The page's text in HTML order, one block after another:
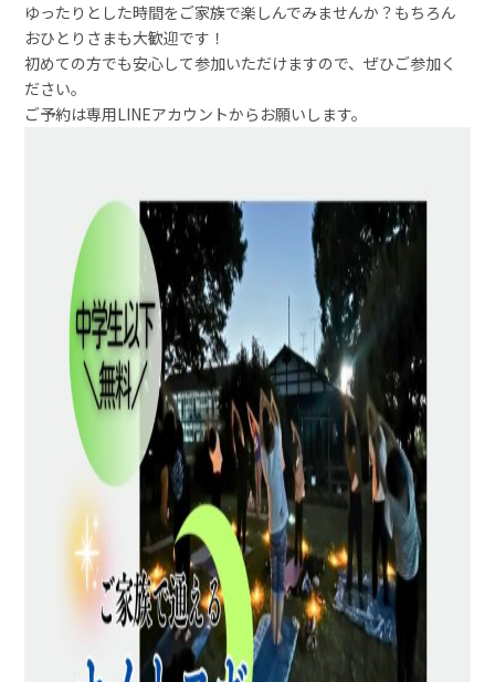
ゆったりとした時間をご家族で楽しんでみませんか？もちろん
おひとりさまも大歓迎です！
初めての方でも安心して参加いただけますので、ぜひご参加く
ださい。
ご予約は専用LINEアカウントからお願いします。